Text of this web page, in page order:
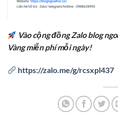
Vào cộng đồng Zalo blog
Vàng miễn phí mỗi ngày!
https://zalo.me/g/rcsxpl437